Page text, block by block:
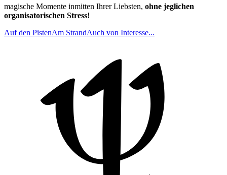
magische Momente inmitten Ihrer Liebsten, ohne jeglichen
organisatorischen Stress!
Auf den PistenAm StrandAuch von Interesse...